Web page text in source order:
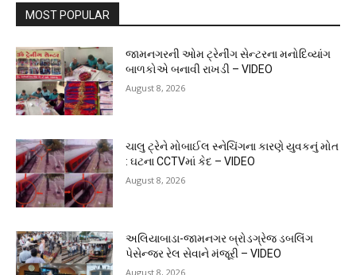
MOST POPULAR
જામનગરની ઓમ ટ્રેનીંગ સેન્ટરના મનોદિવ્યાંગ
બાળકોએ બનાવી રાખડી – VIDEO
August 8, 2026
ચાલુ ટ્રેને મોબાઈલ સ્નેચિંગના કારણે યુવકનું મોત
: ઘટના CCTVમાં કેદ – VIDEO
August 8, 2026
અલિયાબાડા-જામનગર બ્રોડગ્રેજ ડબલિંગ
પેસેન્જર રેલ સેવાને મંજૂરી – VIDEO
August 8, 2026